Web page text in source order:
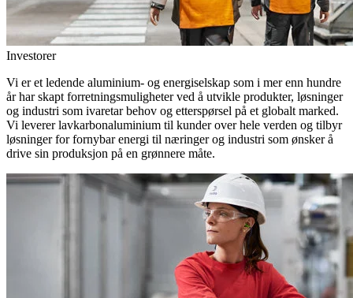
Investorer
Vi er et ledende aluminium- og energiselskap som i mer enn hundre
år har skapt forretningsmuligheter ved å utvikle produkter, løsninger
og industri som ivaretar behov og etterspørsel på et globalt marked.
Vi leverer lavkarbonaluminium til kunder over hele verden og tilbyr
løsninger for fornybar energi til næringer og industri som ønsker å
drive sin produksjon på en grønnere måte.